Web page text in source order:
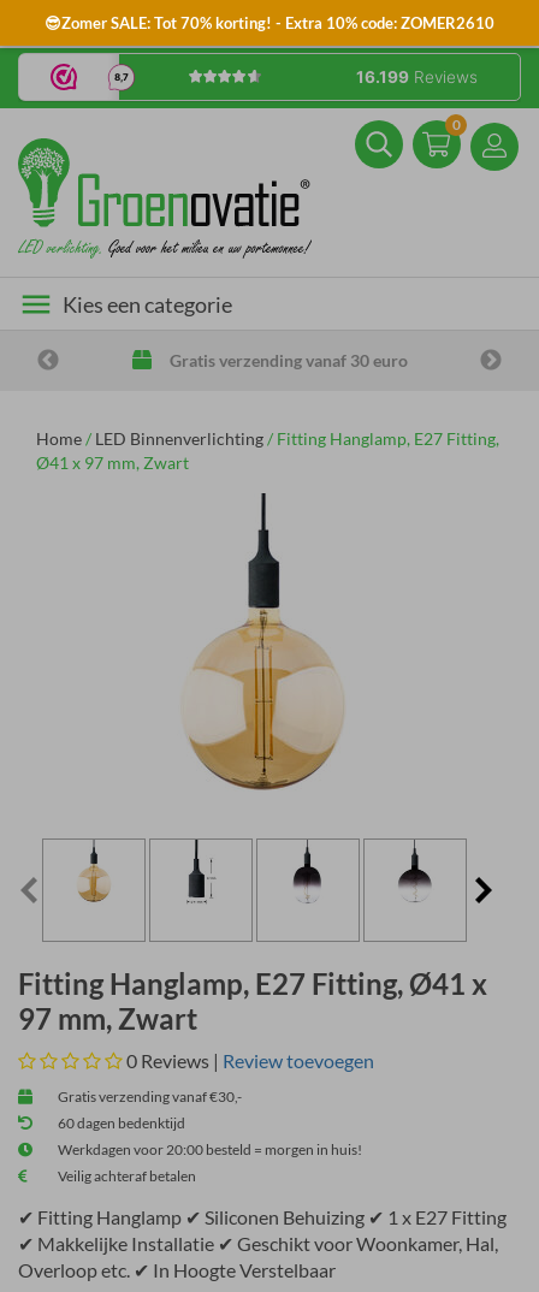
😎Zomer SALE: Tot 70% korting! - Extra 10% code: ZOMER2610
0
menu Kies een categorie
Gratis verzending vanaf 30 euro
Home/ LED Binnenverlichting/ Fitting Hanglamp, E27 Fitting,
Ø41 x 97 mm, Zwart
Fitting Hanglamp, E27 Fitting, Ø41 x
97 mm, Zwart
0 Reviews | Review toevoegen
Gratis verzending vanaf €30,-
60 dagen bedenktijd
Werkdagen voor 20:00 besteld = morgen in huis!
Veilig achteraf betalen
✔ Fitting Hanglamp ✔ Siliconen Behuizing ✔ 1 x E27 Fitting
✔ Makkelijke Installatie ✔ Geschikt voor Woonkamer, Hal,
Overloop etc. ✔ In Hoogte Verstelbaar